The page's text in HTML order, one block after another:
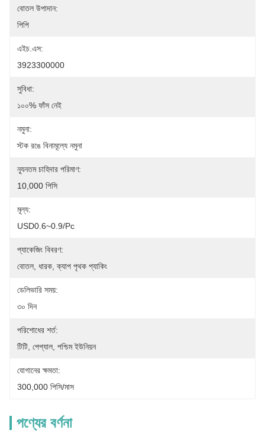
বোতল উপাদান:
পিপি
এইচ.এস:
3923300000
সুবিধা:
১০০% ফাঁস নেই
নমুনা:
স্টক রঙে বিনামূল্যে নমুনা
ন্যূনতম চাহিদার পরিমাণ:
10,000 পিসি
মূল্য:
USD0.6~0.9/pc
প্যাকেজিং বিবরণ:
বোতল, ধারক, ক্যাপ পৃথক প্যাকিং
ডেলিভারি সময়:
৩০ দিন
পরিশোধের শর্ত:
টিটি, পেপ্যাল, পশ্চিম ইউনিয়ন
যোগানের ক্ষমতা:
300,000 পিসি/মাস
পণ্যের বর্ণনা